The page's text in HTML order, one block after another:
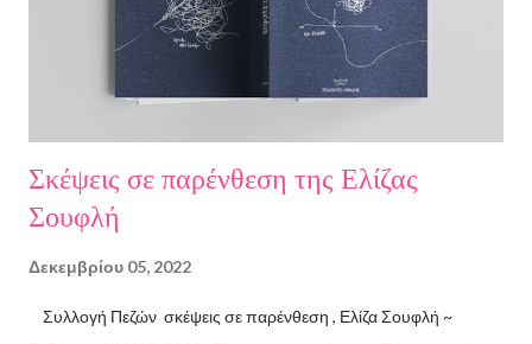
Σκέψεις σε παρένθεση της Ελίζας
Σουφλή
Δεκεμβρίου 05, 2022
Συλλογή Πεζών σκέψεις σε παρένθεση , Ελίζα Σουφλή ~